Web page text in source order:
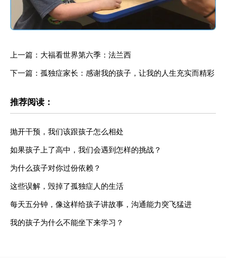
上一篇：大福看世界第六季：法兰西
下一篇：孤独症家长：感谢我的孩子，让我的人生充实而精彩
推荐阅读：
抛开干预，我们该跟孩子怎么相处
如果孩子上了高中，我们会遇到怎样的挑战？
为什么孩子对你过份依赖？
这些误解，毁掉了孤独症人的生活
每天五分钟，像这样给孩子讲故事，沟通能力突飞猛进
我的孩子为什么不能坐下来学习？